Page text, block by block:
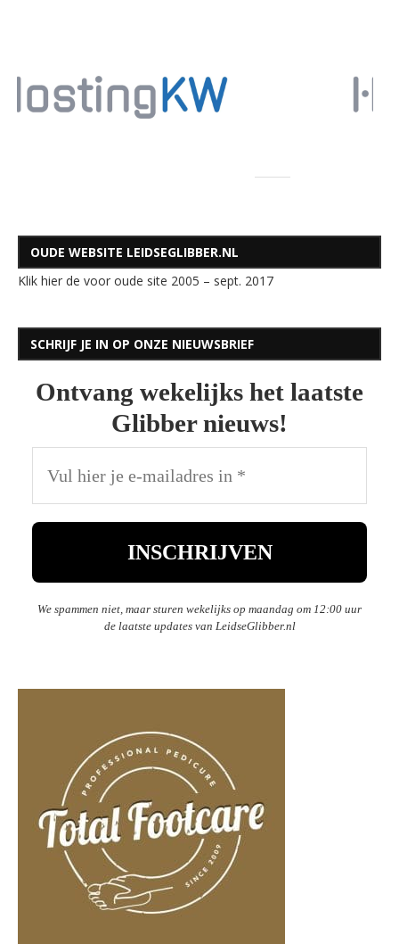
OUDE WEBSITE LEIDSEGLIBBER.NL
Klik hier de voor oude site 2005 – sept. 2017
SCHRIJF JE IN OP ONZE NIEUWSBRIEF
Ontvang wekelijks het laatste
Glibber nieuws!
We spammen niet, maar sturen wekelijks op maandag om 12:00 uur
de laatste updates van LeidseGlibber.nl